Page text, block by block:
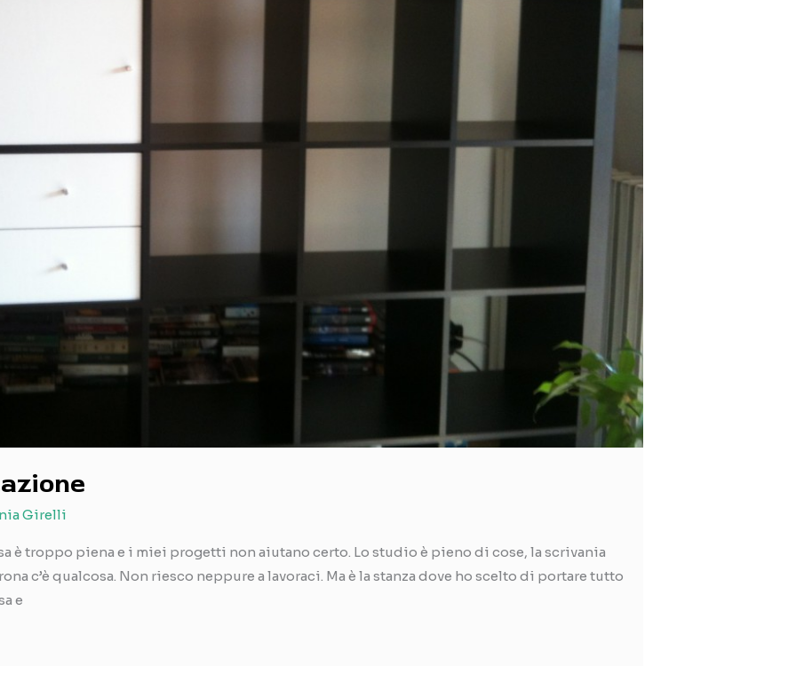
Girelli
è troppo piena e i miei progetti non aiutano certo. Lo studio è pieno di cose, la scrivania
c’è qualcosa. Non riesco neppure a lavoraci. Ma è la stanza dove ho scelto di portare tutto
e